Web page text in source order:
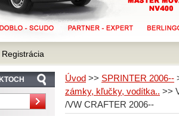
Úvod >> SPRINTER 2006--
zámky, kľučky, vodítka.. >>
/VW CRAFTER 2006--
Registrácia